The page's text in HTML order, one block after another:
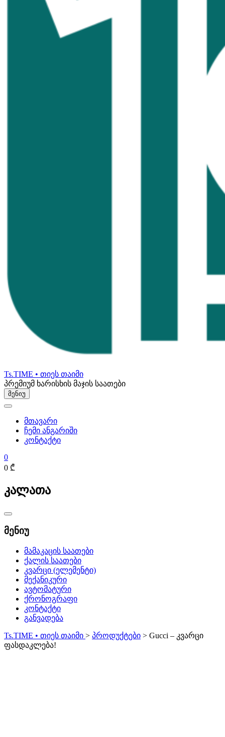
Ts.TIME • თიეს თაიმი
პრემიუმ ხარისხის მაჯის საათები
მენიუ
მთავარი
ჩემი ანგარიში
კონტაქტი
0
0 ₾
კალათა
Catalog
Menu
მენიუ
მამაკაცის საათები
ქალის საათები
კვარცი (ელემენტი)
მექანიკური
ავტომატური
ქრონოგრაფი
კონტაქტი
განვადება
Ts.TIME • თიეს თაიმი > პროდუქტები > Gucci – კვარცი
ფასდაკლება!